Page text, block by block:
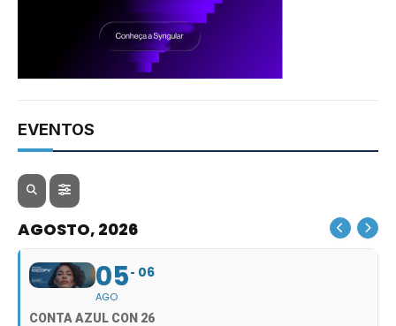
EVENTOS
AGOSTO, 2026
05
AGO
06
CONTA AZUL CON 26